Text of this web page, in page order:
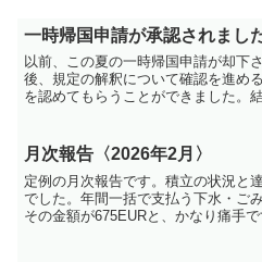
一時帰国申請が承認されまし
以前、この夏の一時帰国申請が却下
後、規定の解釈について確認を進め
を認めてもらうことができました。
月次報告〈2026年2月〉
定例の月次報告です。積立の状況と
でした。年間一括で支払う下水・ご
その金額が675EURと、かなり痛手